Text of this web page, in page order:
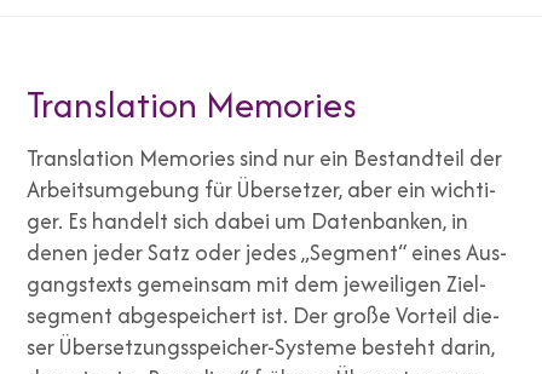
Translation Memories
Trans­la­ti­on Memo­ries sind nurein Bestand­teil der
Arbeits­um­ge­bung für Über­set­zer, aber ein wich­ti­
ger. Es han­delt sich dabei um Daten­ban­ken, in
denen jeder Satz oder jedes „Seg­ment“ eines Aus­
gangs­texts gemein­sam mit dem jewei­li­gen Ziel­
seg­ment abge­spei­chert ist. Der gro­ße Vor­teil die­
ser Über­set­zungs­spei­cher-Sys­te­me besteht dar­in,